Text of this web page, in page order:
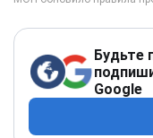
Будьте
Google